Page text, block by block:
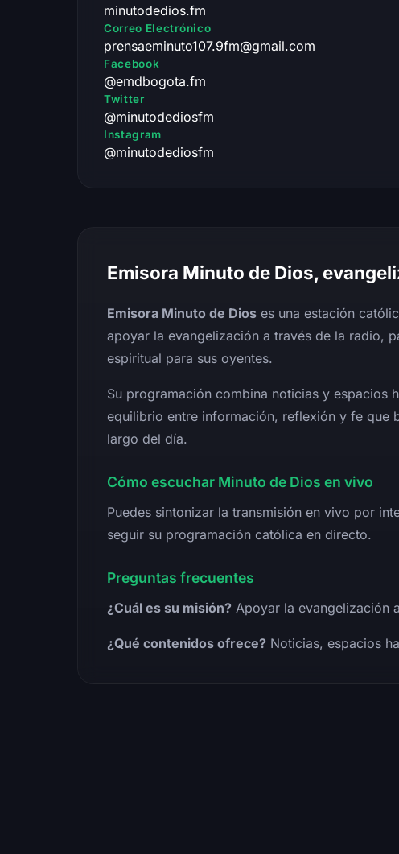
minutodedios.fm
Correo Electrónico
prensaeminuto107.9fm@gmail.com
Facebook
@emdbogota.fm
Twitter
@minutodediosfm
Instagram
@minutodediosfm
Emisora Minuto de Dios,
Emisora Minuto de Dios es una estación
apoyar la evangelización a través de la radio,
espiritual para sus oyentes.
Su programación combina noticias y espacios
equilibrio entre información, reflexión y fe que
largo del día.
Cómo escuchar Minuto de Dios en vivo
Puedes sintonizar la transmisión en vivo por
seguir su programación católica en directo.
Preguntas frecuentes
¿Cuál es su misión? Apoyar la evangelización
¿Qué contenidos ofrece? Noticias, espacios